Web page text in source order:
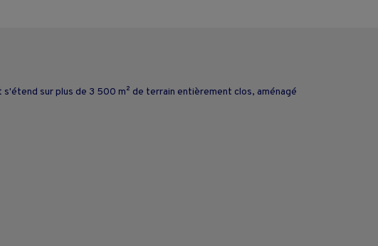
sur plus de 3 500 m² de terrain entièrement clos, aménagé